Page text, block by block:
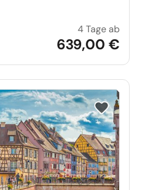
Die
4 Tage ab
639,00 €
Reise auf